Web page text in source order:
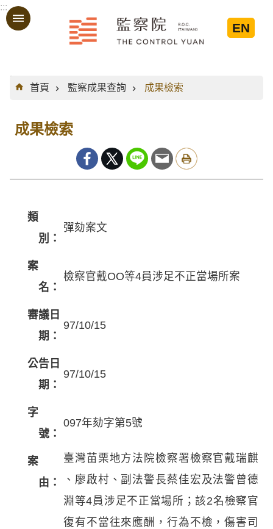
跳到主要內容區塊
:::
EN
:::
首頁
監察成果查詢 成果檢索
成果檢索
類
別：
彈劾案文
案
名：
檢察官戴OO等4員涉足不正當場所案
審議日
期：
97/10/15
公告日
期：
97/10/15
字
號：
097年劾字第5號
案
由：
臺灣苗栗地方法院檢察署檢察官戴瑞麒
、廖啟村、副法警長蔡佳宏及法警曾德
淵等4員涉足不正當場所；該2名檢察官
復有不當往來應酬，行為不檢，傷害司